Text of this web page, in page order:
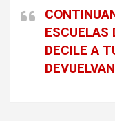
ESCUELAS
DECILE A